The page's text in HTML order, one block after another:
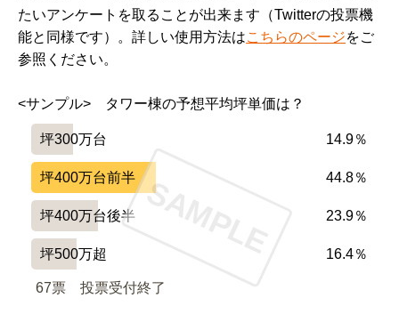
たいアンケートを取ることが出来ます（Twitterの投票機
能と同様です）。詳しい使用方法はこちらのページをご
参照ください。
<サンプル>　タワー棟の予想平均坪単価は？
坪300万台 14.9％
坪400万台前半 44.8％
坪400万台後半 23.9％
坪500万超 16.4％
67票 投票受付終了
SAMPLE